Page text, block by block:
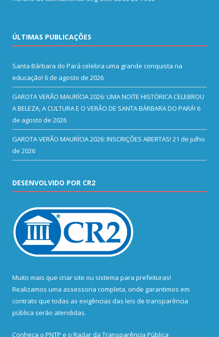
ÚLTIMAS PUBLICAÇÕES
Santa Bárbara do Pará celebra uma grande conquista na
educação! 6 de agosto de 2026
GAROTA VERÃO MAURÍCIA 2026: UMA NOITE HISTÓRICA CELEBROU
A BELEZA, A CULTURA E O VERÃO DE SANTA BÁRBARA DO PARÁ! 6
de agosto de 2026
GAROTA VERÃO MAURÍCIA 2026: INSCRIÇÕES ABERTAS! 21 de julho
de 2026
DESENVOLVIDO POR CR2
Muito mais que criar site ou sistema para prefeituras!
Realizamos uma assessoria completa, onde garantimos em
contrato que todas as exigências das leis de transparência
pública serão atendidas.
Conheça o PNTP e o Radar da Transparência Pública